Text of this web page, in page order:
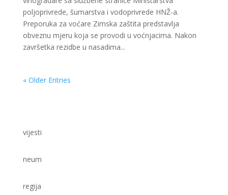
poljoprivrede, šumarstva i vodoprivrede HNŽ-a.
Preporuka za voćare Zimska zaštita predstavlja
obveznu mjeru koja se provodi u voćnjacima. Nakon
završetka rezidbe u nasadima...
« Older Entries
vijesti
neum
regija